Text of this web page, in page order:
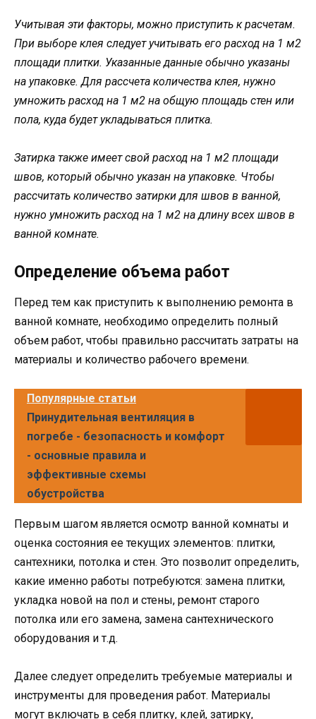
Учитывая эти факторы, можно приступить к расчетам.
При выборе клея следует учитывать его расход на 1 м2
площади плитки. Указанные данные обычно указаны
на упаковке. Для рассчета количества клея, нужно
умножить расход на 1 м2 на общую площадь стен или
пола, куда будет укладываться плитка.
Затирка также имеет свой расход на 1 м2 площади
швов, который обычно указан на упаковке. Чтобы
рассчитать количество затирки для швов в ванной,
нужно умножить расход на 1 м2 на длину всех швов в
ванной комнате.
Определение объема работ
Перед тем как приступить к выполнению ремонта в
ванной комнате, необходимо определить полный
объем работ, чтобы правильно рассчитать затраты на
материалы и количество рабочего времени.
Популярные статьи
Принудительная вентиляция в
погребе - безопасность и комфорт
- основные правила и
эффективные схемы
обустройства
Первым шагом является осмотр ванной комнаты и
оценка состояния ее текущих элементов: плитки,
сантехники, потолка и стен. Это позволит определить,
какие именно работы потребуются: замена плитки,
укладка новой на пол и стены, ремонт старого
потолка или его замена, замена сантехнического
оборудования и т.д.
Далее следует определить требуемые материалы и
инструменты для проведения работ. Материалы
могут включать в себя плитку, клей, затирку,